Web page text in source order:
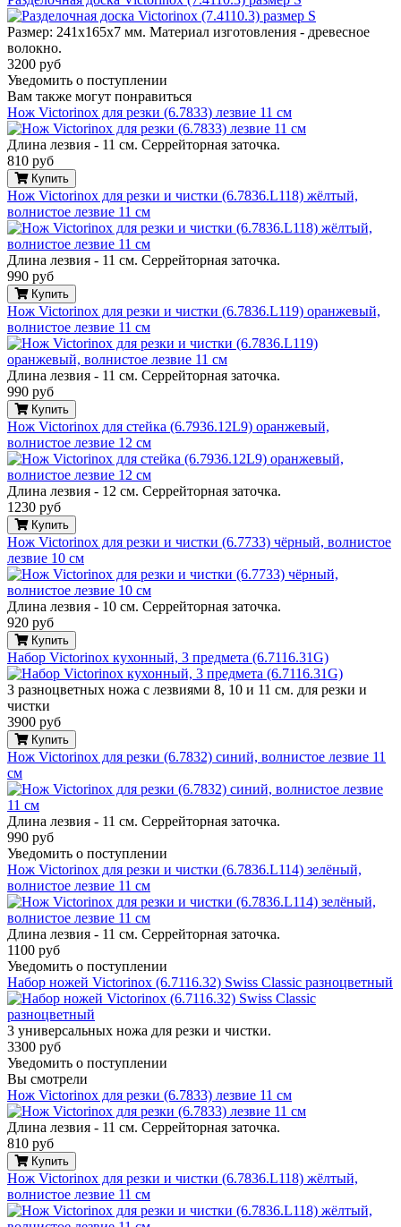
Размер: 241x165x7 мм. Материал изготовления - древесное
волокно.
3200 руб
Уведомить о поступлении
Вам также могут понравиться
Нож Victorinox для резки (6.7833) лезвие 11 см
Длина лезвия - 11 см. Серрейторная заточка.
810 руб
Купить
Нож Victorinox для резки и чистки (6.7836.L118) жёлтый,
волнистое лезвие 11 см
Длина лезвия - 11 см. Серрейторная заточка.
990 руб
Купить
Нож Victorinox для резки и чистки (6.7836.L119) оранжевый,
волнистое лезвие 11 см
Длина лезвия - 11 см. Серрейторная заточка.
990 руб
Купить
Нож Victorinox для стейка (6.7936.12L9) оранжевый,
волнистое лезвие 12 см
Длина лезвия - 12 см. Серрейторная заточка.
1230 руб
Купить
Нож Victorinox для резки и чистки (6.7733) чёрный, волнистое
лезвие 10 см
Длина лезвия - 10 см. Серрейторная заточка.
920 руб
Купить
Набор Victorinox кухонный, 3 предмета (6.7116.31G)
3 разноцветных ножа с лезвиями 8, 10 и 11 см. для резки и
чистки
3900 руб
Купить
Нож Victorinox для резки (6.7832) синий, волнистое лезвие 11
см
Длина лезвия - 11 см. Серрейторная заточка.
990 руб
Уведомить о поступлении
Нож Victorinox для резки и чистки (6.7836.L114) зелёный,
волнистое лезвие 11 см
Длина лезвия - 11 см. Серрейторная заточка.
1100 руб
Уведомить о поступлении
Набор ножей Victorinox (6.7116.32) Swiss Classic разноцветный
3 универсальных ножа для резки и чистки.
3300 руб
Уведомить о поступлении
Вы смотрели
Нож Victorinox для резки (6.7833) лезвие 11 см
Длина лезвия - 11 см. Серрейторная заточка.
810 руб
Купить
Нож Victorinox для резки и чистки (6.7836.L118) жёлтый,
волнистое лезвие 11 см